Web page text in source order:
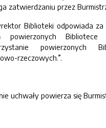
zatwierdzaniu przez
Biblioteki odpowiada za
powierzonych Bibliotece
powierzonych
rzeczowych.”.
uchwały powierza się